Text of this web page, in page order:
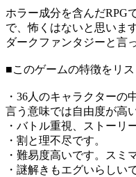
ホラー成分を含んだRPG
で、怖くはないと思います
ダークファンタジーと言
■このゲームの特徴をリ
・36人のキャラクターの
言う意味では自由度が高い
・バトル重視、ストーリ
・割と理不尽です。
・難易度高いです。スミ
・謎解きもエグいらしい